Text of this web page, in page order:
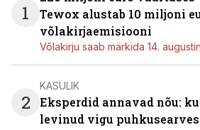
1
Tewox alustab 10 miljoni
võlakirjaemisiooni
Võlakirju saab märkida 14.
2
KASULIK
Eksperdid annavad nõu:
levinud vigu